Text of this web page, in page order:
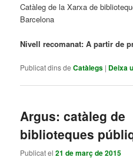
Catàleg de la Xarxa de
Barcelona
Nivell recomanat: A partir de
Publicat dins de Catàlegs | Deixa
Argus: catàleg de
biblioteques
Publicat el21 de març de 2015